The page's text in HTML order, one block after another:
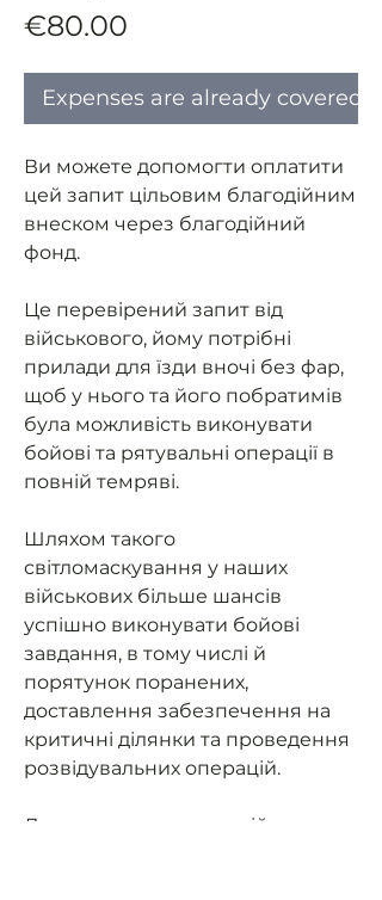
€80.00
Expenses are already covered
Ви можете допомогти оплатити
цей запит цільовим благодійним
внеском через благодійний
фонд.
Це перевірений запит від
військового, йому потрібні
прилади для їзди вночі без фар,
щоб у нього та його побратимів
була можливість виконувати
бойові та рятувальні операції в
повній темряві.
Шляхом такого
світломаскування у наших
військових більше шансів
успішно виконувати бойові
завдання, в тому числі й
порятунок поранених,
доставлення забезпечення на
критичні ділянки та проведення
розвідувальних операцій.
Допоможемо нашим військовим